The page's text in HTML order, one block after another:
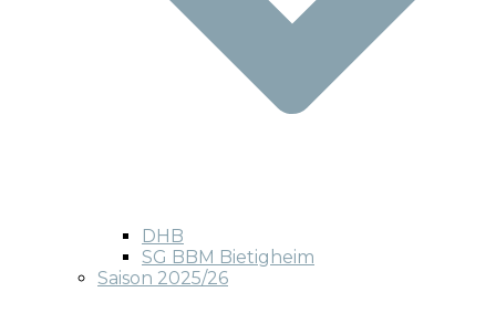
DHB
SG BBM Bietigheim
Saison 2025/26